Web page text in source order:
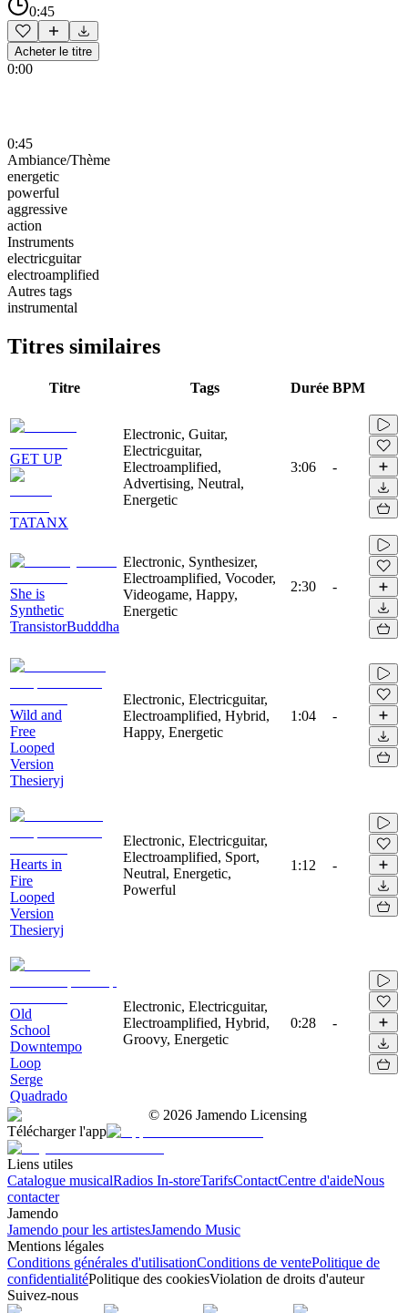
0:45
Acheter le titre
0:00
0:45
Ambiance/Thème
energetic
powerful
aggressive
action
Instruments
electricguitar
electroamplified
Autres tags
instrumental
Titres similaires
Titre Tags Durée BPM
GET UP
TATANX
Electronic, Guitar,
Electricguitar,
Electroamplified,
Advertising, Neutral,
Energetic
3:06 -
She is
Synthetic
TransistorBudddha
Electronic, Synthesizer,
Electroamplified, Vocoder,
Videogame, Happy,
Energetic
2:30 -
Wild and
Free
Looped
Version
Thesieryj
Electronic, Electricguitar,
Electroamplified, Hybrid,
Happy, Energetic
1:04 -
Hearts in
Fire
Looped
Version
Thesieryj
Electronic, Electricguitar,
Electroamplified, Sport,
Neutral, Energetic,
Powerful
1:12 -
Old
School
Downtempo
Loop
Serge
Quadrado
Electronic, Electricguitar,
Electroamplified, Hybrid,
Groovy, Energetic
0:28 -
© 2026 Jamendo Licensing
Télécharger l'app
Liens utiles
Catalogue musicalRadios In-storeTarifsContactCentre d'aideNous
contacter
Jamendo
Jamendo pour les artistesJamendo Music
Mentions légales
Conditions générales d'utilisationConditions de ventePolitique de
confidentialitéPolitique des cookiesViolation de droits d'auteur
Suivez-nous